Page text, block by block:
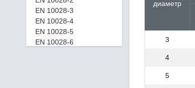
EN 10028-3
EN 10028-4
EN 10028-5
EN 10028-6
диаметр
3
4
5